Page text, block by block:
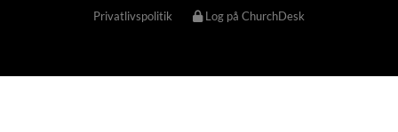
Privatlivspolitik Log på ChurchDesk